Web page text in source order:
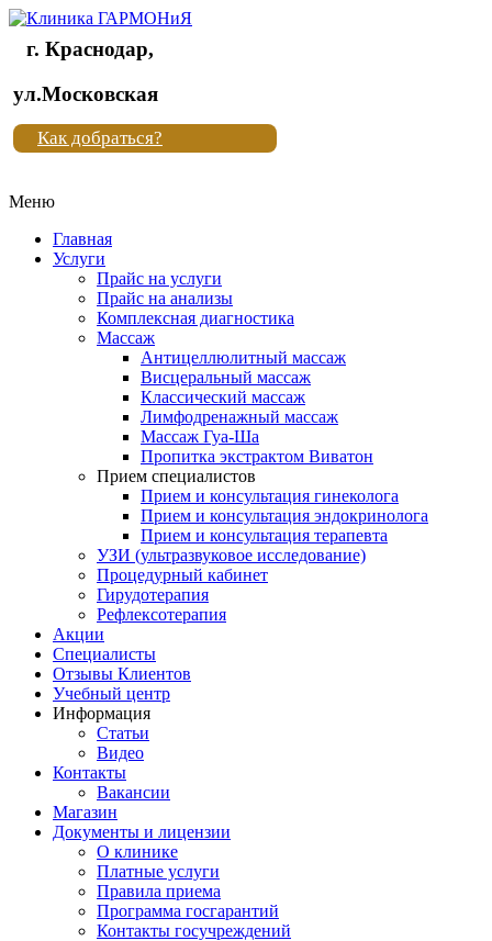
Клиника
"Новая
жизнь"
Клиника
жизнь"
г. Краснодар,
ул.Московская
Как добраться?
Меню
Главная
Услуги
Прайс на услуги
Прайс на анализы
Комплексная диагностика
Массаж
Антицеллюлитный массаж
Висцеральный массаж
Классический массаж
Лимфодренажный массаж
Массаж Гуа-Ша
Пропитка экстрактом Виватон
Прием специалистов
Прием и консультация гинеколога
Прием и консультация эндокринолога
Прием и консультация терапевта
УЗИ (ультразвуковое исследование)
Процедурный кабинет
Гирудотерапия
Рефлексотерапия
Акции
Специалисты
Отзывы Клиентов
Учебный центр
Информация
Статьи
Видео
Контакты
Вакансии
Магазин
Документы и лицензии
О клинике
Платные услуги
Правила приема
Программа госгарантий
Контакты госучреждений